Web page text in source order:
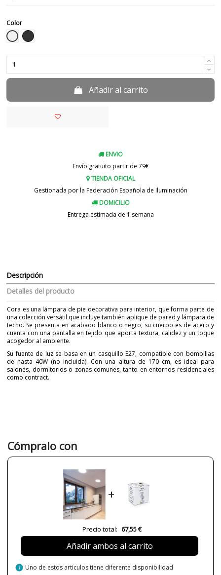
Color
Blanco Negro
Añadir al carrito
ENVIO
Envío gratuito partir de 79€
TIENDA OFICIAL
Gestionada por la Federación Española de Iluminación
DOMICILIO
Entrega estimada de 1 semana
Descripción
Detalles del producto
Cora es una lámpara de pie decorativa para interior, que forma parte de
una colección versátil que incluye también aplique de pared y lámpara de
techo. Se presenta en acabado blanco o negro, su cuerpo es de acero y
cuenta con una pantalla en tejido que aporta textura, calidez y un toque
acogedor al ambiente.
Su fuente de luz se basa en un casquillo E27, compatible con bombillas
de hasta 40W (no incluida). Con una altura de 170 cm, es ideal para
salones, dormitorios o zonas comunes, tanto en entornos residenciales
como contract.
Color
Alto (cm)
1 semana
Casquillo
E27
60W máx.
Bombilla Incluida?
No
Cómpralo con
+
Precio total: 67,55 €
Añadir ambos al carrito
info Uno de estos artículos tiene diferente disponibilidad